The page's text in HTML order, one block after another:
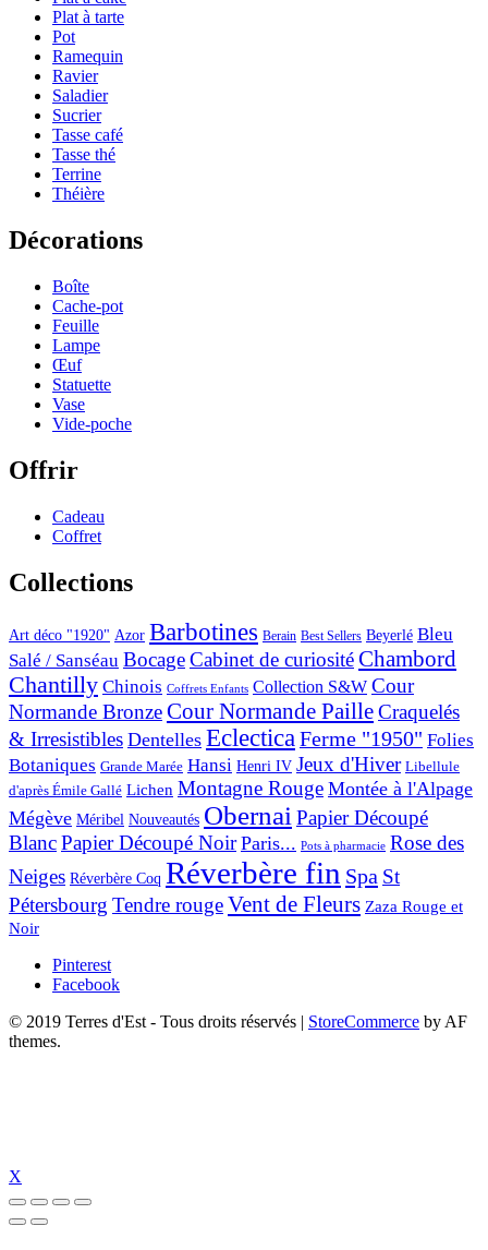
Plat à tarte
Pot
Ramequin
Ravier
Saladier
Sucrier
Tasse café
Tasse thé
Terrine
Théière
Décorations
Boîte
Cache-pot
Feuille
Lampe
Œuf
Statuette
Vase
Vide-poche
Offrir
Cadeau
Coffret
Collections
Art déco "1920" Azor Barbotines Berain Best Sellers Beyerlé Bleu
Salé / Sanséau BocageCabinet de curiositéChambord
Chantilly Chinois Coffrets Enfants Collection S&W Cour
Normande BronzeCour Normande PailleCraquelés
& Irresistibles Dentelles EclecticaFerme "1950" Folies
Botaniques Grande Marée Hansi Henri IV Jeux d'Hiver Libellule
d'après Émile Gallé Lichen Montagne Rouge Montée à l'Alpage
Mégève Méribel Nouveautés ObernaiPapier Découpé
BlancPapier Découpé Noir Paris... Pots à pharmacie Rose des
Neiges Réverbère Coq Réverbère fin Spa St
Pétersbourg Tendre rougeVent de Fleurs Zaza Rouge et
Noir
Pinterest
Facebook
© 2019 Terres d'Est - Tous droits réservés
StoreCommerce by AF
themes.
X